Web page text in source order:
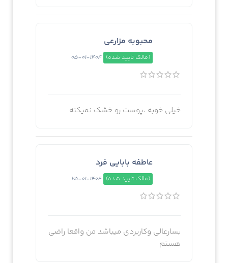
محبوبه مزارعی
(مالک تایید شده) 1404-01-05
خیلی خوبه ،پوست رو خشک نمیکنه
عاطفه بابایی فرد
(مالک تایید شده) 1404-01-25
بسارعالی وکاربردی میباشد من واقعا راضی
هستم